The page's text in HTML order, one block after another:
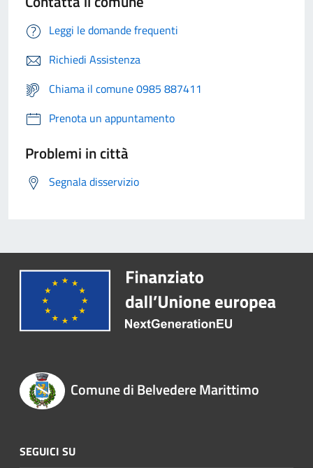
Leggi le domande frequenti
Richiedi Assistenza
Chiama il comune 0985 887411
Prenota un appuntamento
Problemi in città
Segnala disservizio
Comune di Belvedere Marittimo
SEGUICI SU